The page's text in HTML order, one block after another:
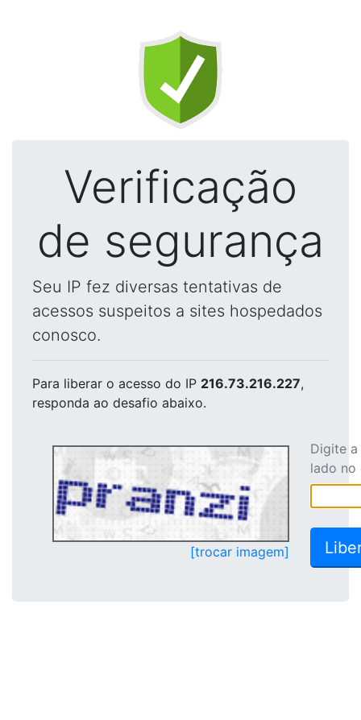
Verificação
de segurança
Seu IP fez diversas tentativas de
acessos suspeitos a sites hospedados
conosco.
Para liberar o acesso do IP 216.73.216.227,
responda ao desafio abaixo.
[trocar imagem]
Digite
lado no